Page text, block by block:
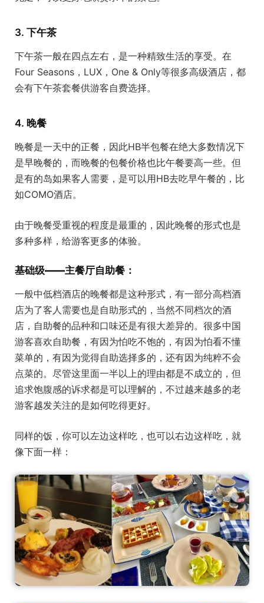
3. 下午茶
下午茶一般在四点左右，是一种精致生活的享受。在
Four Seasons，LUX，One & Only等很多高级酒店，都
会有下午茶套餐供游客自费选择。
4. 晚餐
晚餐是一天中的正餐，因此HB半包餐在绝大多数情况下
是早晚餐的，而晚餐的包餐价格也比午餐要高一些。但
是有的岛如果客人需要，是可以用HB去吃早午餐的，比
如COMO酒店。
由于晚餐受重视的程度是最重的，因此晚餐的形式也是
多种多样，给游客更多的体验。
基础级——主餐厅自助餐：
一般中低档酒店的晚餐都是这种形式，有一部分高档酒
店为了客人需要也是自助形式的，当然不同档次的酒
店，自助餐的品种和口味还是有很大差异的。很多中国
游客喜欢自助餐，有因为怕吃不饱的，有因为怕看不懂
菜单的，有因为觉得自助选择多的，还有因为纯粹不会
点菜的。尽管这里面一半以上的理由都是不成立的，但
追求饱腹感的诉求都是可以理解的，不过越来越多的老
游客越发关注的是如何吃得更好。
同样的饭，你可以左边这样吃，也可以右边这样吃，就
像下面一样：